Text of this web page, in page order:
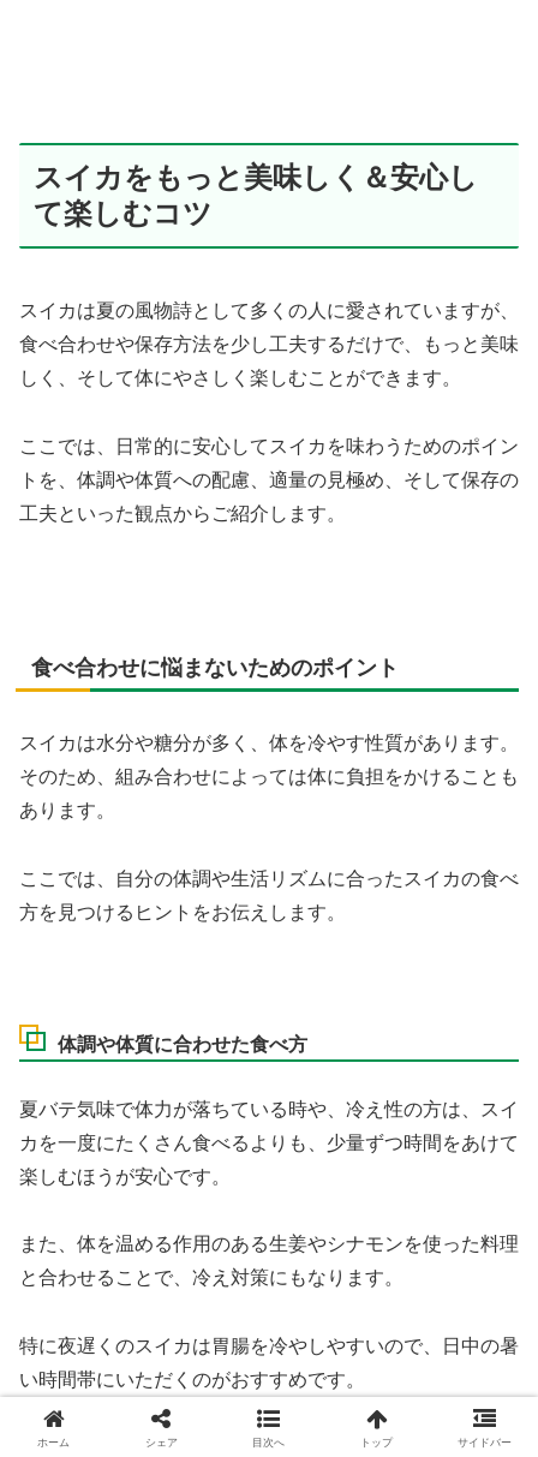
スイカをもっと美味しく＆安心し
て楽しむコツ
スイカは夏の風物詩として多くの人に愛されていますが、
食べ合わせや保存方法を少し工夫するだけで、もっと美味
しく、そして体にやさしく楽しむことができます。
ここでは、日常的に安心してスイカを味わうためのポイン
トを、体調や体質への配慮、適量の見極め、そして保存の
工夫といった観点からご紹介します。
食べ合わせに悩まないためのポイント
スイカは水分や糖分が多く、体を冷やす性質があります。
そのため、組み合わせによっては体に負担をかけることも
あります。
ここでは、自分の体調や生活リズムに合ったスイカの食べ
方を見つけるヒントをお伝えします。
体調や体質に合わせた食べ方
夏バテ気味で体力が落ちている時や、冷え性の方は、スイ
カを一度にたくさん食べるよりも、少量ずつ時間をあけて
楽しむほうが安心です。
また、体を温める作用のある生姜やシナモンを使った料理
と合わせることで、冷え対策にもなります。
特に夜遅くのスイカは胃腸を冷やしやすいので、日中の暑
い時間帯にいただくのがおすすめです。
ホーム シェア 目次へ トップ サイドバー